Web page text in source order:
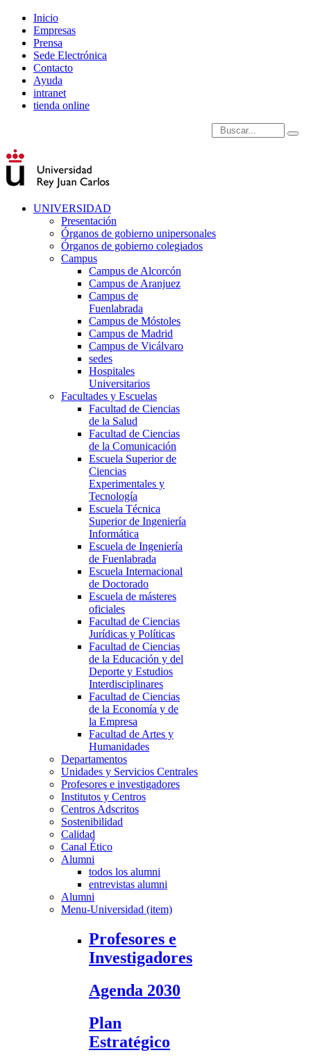
Inicio
Empresas
Prensa
Sede Electrónica
Contacto
Ayuda
intranet
tienda online
Introduce términos de
UNIVERSIDAD
Presentación
Órganos de gobierno unipersonales
Órganos de gobierno colegiados
Campus
Campus de Alcorcón
Campus de Aranjuez
Campus de
Fuenlabrada
Campus de Móstoles
Campus de Madrid
Campus de Vicálvaro
sedes
Hospitales
Universitarios
Facultades y Escuelas
Facultad de Ciencias
de la Salud
Facultad de Ciencias
de la Comunicación
Escuela Superior de
Ciencias
Experimentales y
Tecnología
Escuela Técnica
Superior de Ingeniería
Informática
Escuela de Ingeniería
de Fuenlabrada
Escuela Internacional
de Doctorado
Escuela de másteres
oficiales
Facultad de Ciencias
Jurídicas y Políticas
Facultad de Ciencias
de la Educación y del
Deporte y Estudios
Interdisciplinares
Facultad de Ciencias
de la Economía y de
la Empresa
Facultad de Artes y
Humanidades
Departamentos
Unidades y Servicios Centrales
Profesores e investigadores
Institutos y Centros
Centros Adscritos
Sostenibilidad
Calidad
Canal Ético
Alumni
todos los alumni
entrevistas alumni
Alumni
Menu-Universidad (item)
Profesores e
Investigadores
Agenda 2030
Plan
Estratégico